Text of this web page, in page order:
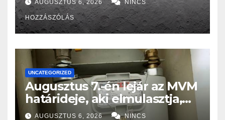
AUGUSZTUS 6, 2026 NINCS
HOZZÁSZÓLÁS
UNCATEGORIZED
Augusztus 7.-én lejár az MVM
határideje, aki elmulasztja,
nagy bajba kerülhet!
AUGUSZTUS 6, 2026 NINCS